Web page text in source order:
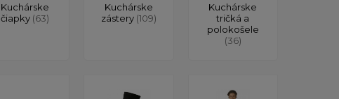
Kuchárske
čiapky (63)
Kuchárske
zástery (109)
Kuchárske
tričká a
polokošele
(36)